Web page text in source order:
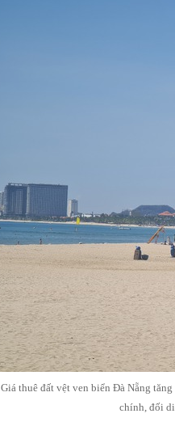
Giá vàng
Khu nghỉ
Đường đi
Cơ quan
Giá thuê đất vệt ven biển Đà Nẵng
chính, đối